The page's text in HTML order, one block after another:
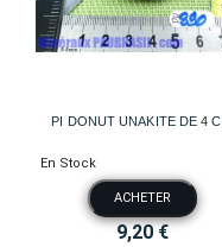
PI DONUT UNAKITE DE 4
En Stock
ACHETER
9,20 €